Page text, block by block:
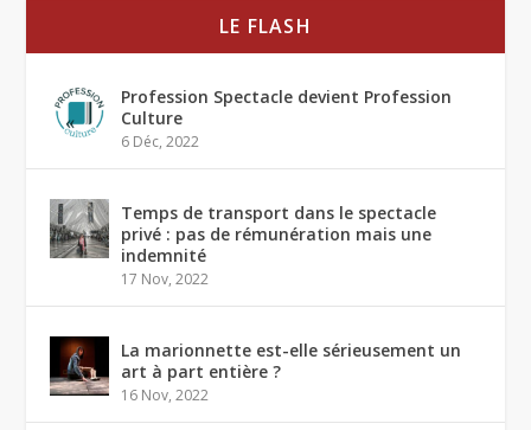
LE FLASH
Profession Spectacle devient Profession
Culture
6 Déc, 2022
Temps de transport dans le spectacle
privé : pas de rémunération mais une
indemnité
17 Nov, 2022
La marionnette est-elle sérieusement un
art à part entière ?
16 Nov, 2022